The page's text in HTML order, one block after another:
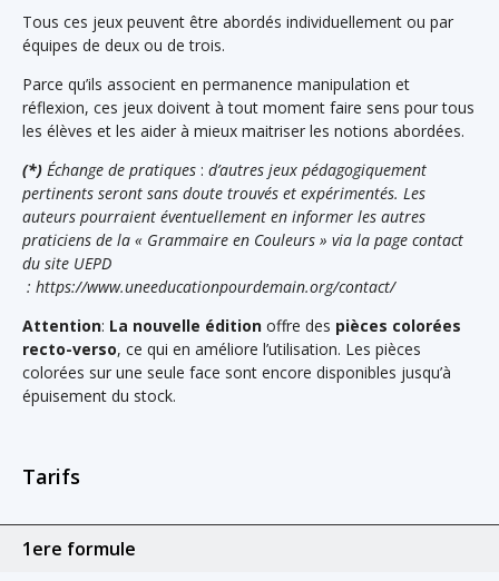
Tous ces jeux peuvent être abordés individuellement ou par
équipes de deux ou de trois.
Parce qu’ils associent en permanence manipulation et
réflexion, ces jeux doivent à tout moment faire sens pour tous
les élèves et les aider à mieux maitriser les notions abordées.
(*) Échange de pratiques : d’autres jeux pédagogiquement
pertinents seront sans doute trouvés et expérimentés. Les
auteurs pourraient éventuellement en informer les autres
praticiens de la « Grammaire en Couleurs » via la page contact
du site UEPD
: https://www.uneeducationpourdemain.org/contact/
Attention: La nouvelle édition offre des pièces colorées
recto-verso, ce qui en améliore l’utilisation. Les pièces
colorées sur une seule face sont encore disponibles jusqu’à
épuisement du stock.
Tarifs
1ere formule